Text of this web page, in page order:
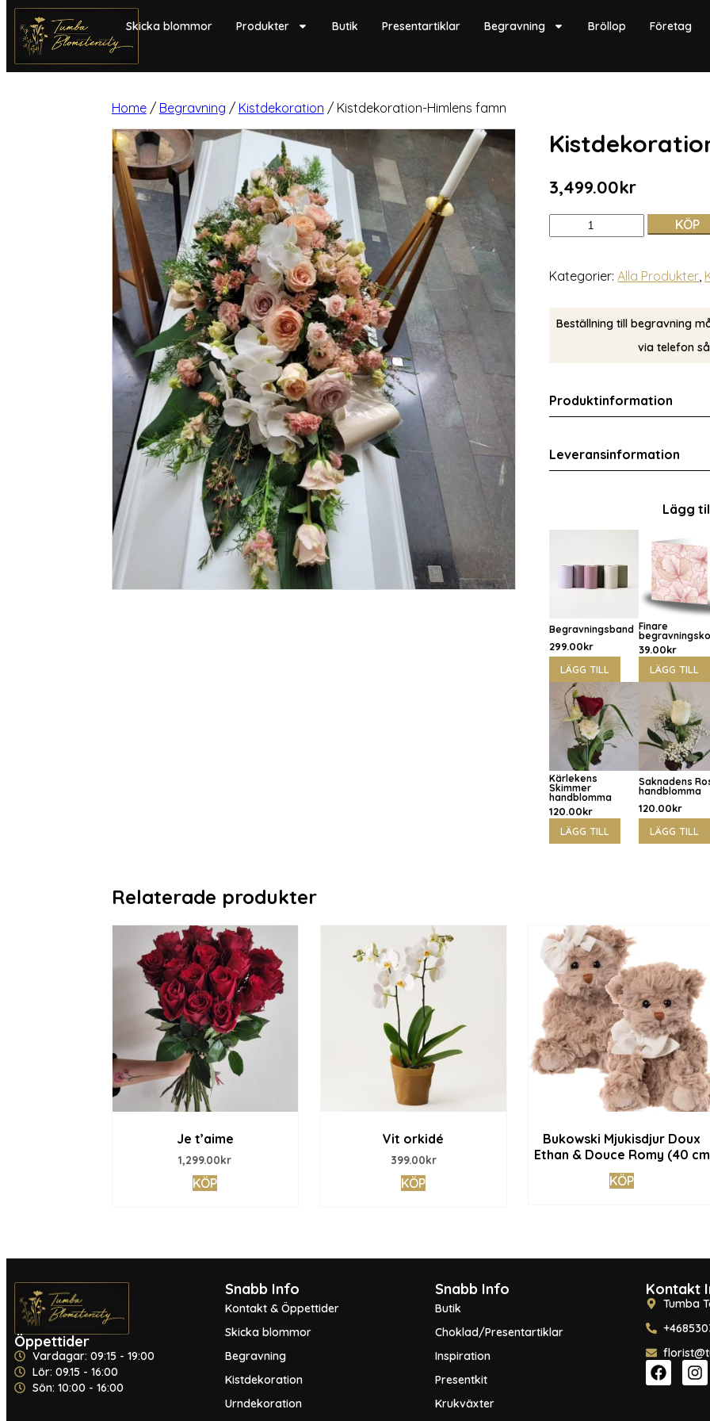
Skicka blommor Produkter Butik Presentartiklar Begravning Bröllop Företag
Home/ Begravning / Kistdekoration / Kistdekoration-Himlens famn
3,499.00kr
KÖP
Kategorier:Alla Produkter
Beställning till begravning
via telefon
Produktinformation
Leveransinformation
Lägg
Begravningsband
299.00kr
LÄGG TILL
Finare
39.00kr
LÄGG TILL
Kärlekens
Skimmer
handblomma
120.00kr
LÄGG TILL
Saknadens
handblomma
120.00kr
LÄGG TILL
Relaterade produkter
Je t’aime
1,299.00kr
KÖP
Vit orkidé
399.00kr
KÖP
Bukowski Mjukisdjur Doux
Ethan & Douce Romy (40 cm
KÖP
Öppettider
Vardagar: 09:15 - 19:00
Lör: 09.15 - 16:00
Sön: 10:00 - 16:00
Snabb Info
Kontakt & Öppettider
Skicka blommor
Begravning
Kistdekoration
Urndekoration
Snabb Info
Butik
Choklad/Presentartiklar
Inspiration
Presentkit
Krukväxter
Kontakt
Tumba